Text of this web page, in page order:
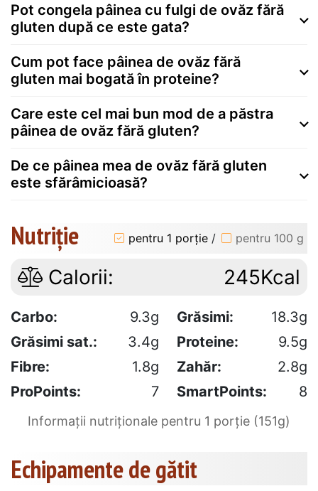
Pot congela pâinea cu fulgi de ovăz fără
gluten după ce este gata?
Cum pot face pâinea de ovăz fără
gluten mai bogată în proteine?
Care este cel mai bun mod de a păstra
pâinea de ovăz fără gluten?
De ce pâinea mea de ovăz fără gluten
este sfărâmicioasă?
Nutriție pentru 1 porție / pentru 100 g
Calorii: 245Kcal
Carbo: 9.3g Grăsimi:
18.3g
Grăsimi sat.:
3.4g Proteine:
9.5g
Fibre:
1.8g Zahăr:
2.8g
ProPoints:
7 SmartPoints: 8
Informații nutriționale pentru 1 porție (151g)
Echipamente de gătit